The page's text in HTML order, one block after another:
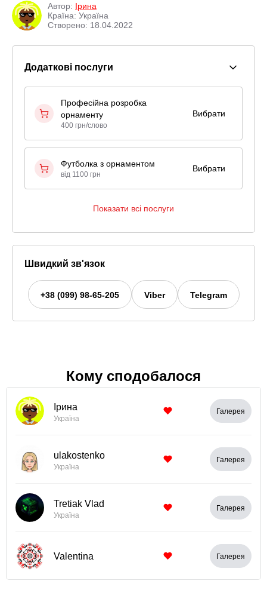
Автор: Ірина
Країна: Україна
Створено: 18.04.2022
Додаткові послуги
Професійна розробка
орнаменту
400 грн/слово
Вибрати
Футболка з орнаментом
від 1100 грн
Вибрати
Показати всі послуги
Швидкий зв'язок
+38 (099) 98-65-205 Viber Telegram
Кому сподобалося
Ірина
Україна
Галерея
ulakostenko
Україна
Галерея
Tretiak Vlad
Україна
Галерея
Valentina Галерея